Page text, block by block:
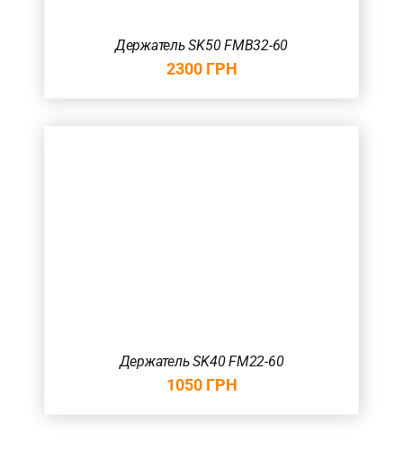
Держатель SK50 FMB32-60
2300 ГРН
Держатель SK40 FM22-60
1050 ГРН